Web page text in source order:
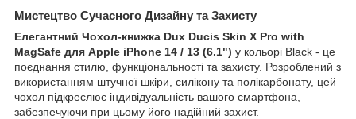
Мистецтво Сучасного Дизайну та Захисту
Елегантний Чохол-книжка Dux Ducis Skin X Pro with
MagSafe для Apple iPhone 14 / 13 (6.1") у кольорі Black - це
поєднання стилю, функціональності та захисту. Розроблений з
використанням штучної шкіри, силікону та полікарбонату, цей
чохол підкреслює індивідуальність вашого смартфона,
забезпечуючи при цьому його надійний захист.